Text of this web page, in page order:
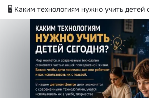
🖥 Каким технологиям нужно учить детей